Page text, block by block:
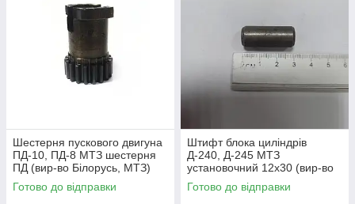
Шестерня пускового двигуна
ПД-10, ПД-8 МТЗ шестерня
ПД (вир-во Білорусь, МТЗ)
50-1024092-2А /
5010240922А
Готово до відправки
Штифт блока циліндрів
Д-240, Д-245 МТЗ
установочний 12х30 (вир-во
Україна) 50-1002034 / 50-
1002034-А
Готово до відправки